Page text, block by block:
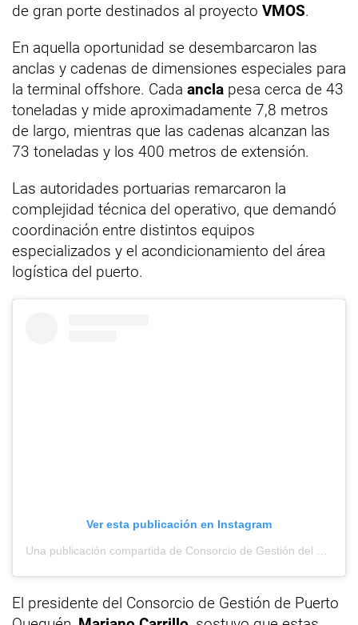
de gran porte destinados al proyecto VMOS.
En aquella oportunidad se desembarcaron las
anclas y cadenas de dimensiones especiales para
la terminal offshore. Cada ancla pesa cerca de 43
toneladas y mide aproximadamente 7,8 metros
de largo, mientras que las cadenas alcanzan las
73 toneladas y los 400 metros de extensión.
Las autoridades portuarias remarcaron la
complejidad técnica del operativo, que demandó
coordinación entre distintos equipos
especializados y el acondicionamiento del área
logística del puerto.
Ver esta publicación en Instagram
El presidente del Consorcio de Gestión de Puerto